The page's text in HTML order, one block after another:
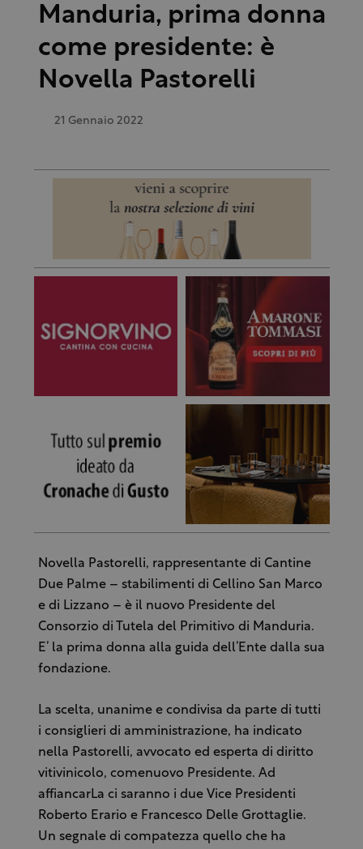
Manduria, prima donna
come presidente: è
Novella Pastorelli
21 Gennaio 2022
Novella Pastorelli, rappresentante di Cantine
Due Palme – stabilimenti di Cellino San Marco
e di Lizzano – è il nuovo Presidente del
Consorzio di Tutela del Primitivo di Manduria.
E’ la prima donna alla guida dell’Ente dalla sua
fondazione.
La scelta, unanime e condivisa da parte di tutti
i consiglieri di amministrazione, ha indicato
nella Pastorelli, avvocato ed esperta di diritto
vitivinicolo, comenuovo Presidente. Ad
affiancarLa ci saranno i due Vice Presidenti
Roberto Erario e Francesco Delle Grottaglie.
Un segnale di compatezza quello che ha